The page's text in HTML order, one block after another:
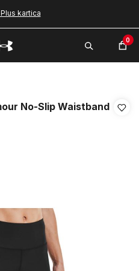
kartica
0
No-Slip Waistband